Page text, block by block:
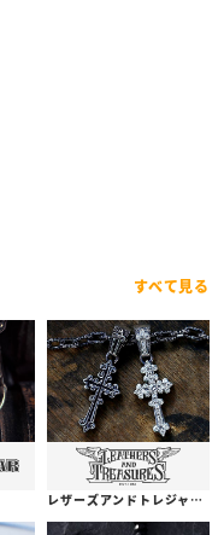
すべて見る
レザーズアンドトレジャーズ